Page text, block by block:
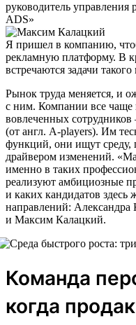
руководитель
ADS»
Я пришел в компанию,
рекламную платформу. В
встречаются задачи
Рынок труда меняется, и
с ним. Компании все
вовлеченных
(от англ. A-players). Им
функций, они ищут среду,
драйвером изменений.
именно в таких
реализуют амбициозные
и каких кандидатов здесь
направлений: Александра
и Максим Калацкий.
Команда
когда